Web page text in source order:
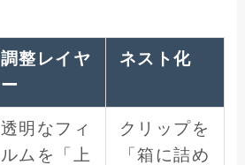
調整レイヤ
ー
ネスト化
透明なフィ
ルムを「上
クリップを
「箱に詰め